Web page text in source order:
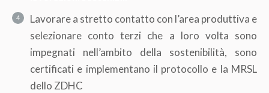
Lavorare a stretto contatto con l’area produttiva e
selezionare conto terzi che a loro volta sono
impegnati nell’ambito della sostenibilità, sono
certificati e implementano il protocollo e la MRSL
dello ZDHC